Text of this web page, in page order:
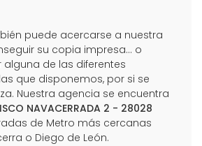
puede acercarse a nuestra
su copia impresa... o
de las diferentes
que disponemos, por si se
Nuestra agencia se encuentra
NAVACERRADA 2 - 28028
de Metro más cercanas
o Diego de León.